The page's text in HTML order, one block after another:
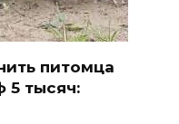
питомца
5 тысяч: